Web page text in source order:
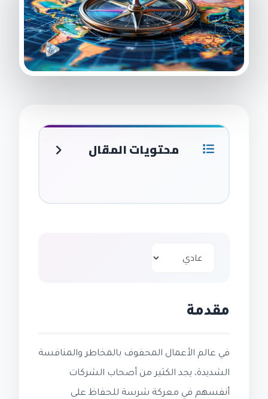
محتويات المقال
مقدمة
في عالم الأعمال المحفوف بالمخاطر والمنافسة
الشديدة، يجد الكثير من أصحاب الشركات
أنفسهم في معركة شرسة للحفاظ على